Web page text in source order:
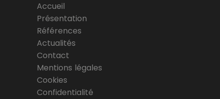
Accueil
Présentation
Références
Actualités
Contact
Mentions légales
Cookies
Confidentialité